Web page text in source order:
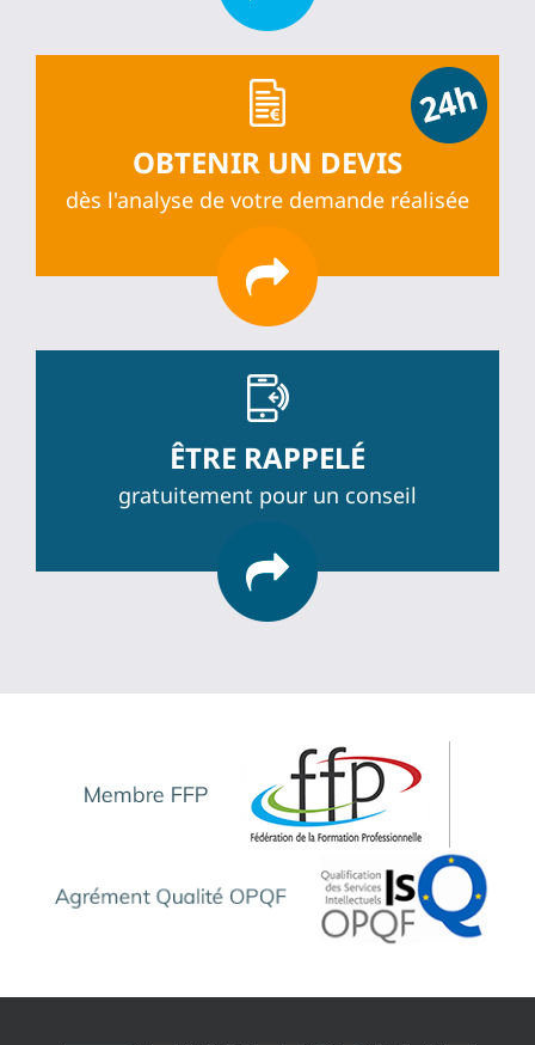
OBTENIR UN DEVIS
dès l'analyse de votre demande réalisée
ÊTRE RAPPELÉ
gratuitement pour un conseil